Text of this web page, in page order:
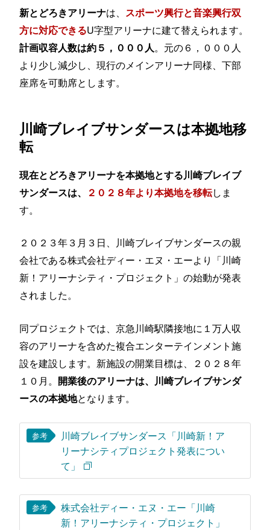
新とどろきアリーナは、 スポーツ興行と音楽興行双
方に対応できるU字型アリーナに建て替えられます。
計画収容人数は約５，０００人。元の６，０００人
より少し減少し、現行のメインアリーナ同様、下部
座席を可動席とします。
川崎ブレイブサンダースは本拠地移
転
現在とどろきアリーナを本拠地とする川崎ブレイブ
サンダースは、
２０２８年より本拠地を移転しま
す。
２０２３年３月３日、川崎ブレイブサンダースの親
会社である株式会社ディー・エヌ・エーより「川崎
新！アリーナシティ・プロジェクト」の始動が発表
されました。
同プロジェクトでは、京急川崎駅隣接地に１万人収
容のアリーナを含めた複合エンターテインメント施
設を建設します。新施設の開業目標は、２０２８年
１０月。 開業後のアリーナは、川崎ブレイブサンダ
ースの本拠地となります。
参考
川崎ブレイブサンダース「川崎新！ア
リーナシティプロジェクト発表につい
て」
参考
株式会社ディー・エヌ・エー「川崎
新！アリーナシティ・プロジェクト」